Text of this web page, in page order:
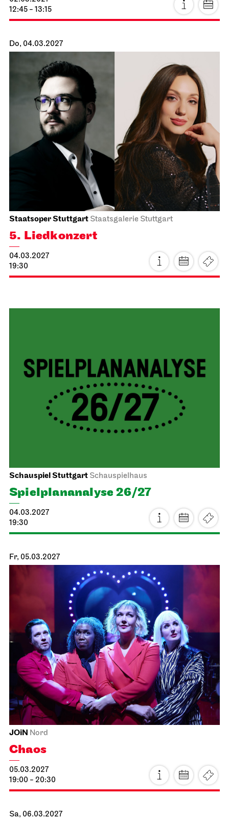
Schauspiel Stuttgart Schauspielhaus
Das Ver­sprechen
Stuttgarter BallettOpernhaus
Don Quijote
Mo, 15.02.2027
Schauspiel StuttgartSchauspielhaus
Spiel­plan­analyse 26/27
15.02.2027
19:30
Di, 16.02.2027